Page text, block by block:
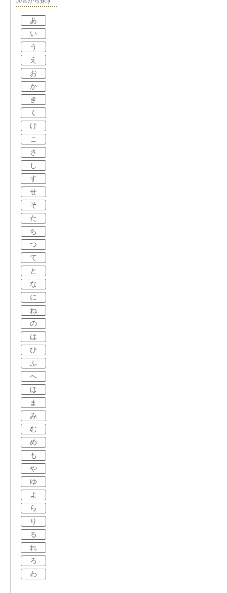
あ
い
う
え
お
か
き
く
け
こ
さ
し
す
せ
そ
た
ち
つ
て
と
な
に
ね
の
は
ひ
ふ
へ
ほ
ま
み
む
め
も
や
ゆ
よ
ら
り
る
れ
ろ
わ